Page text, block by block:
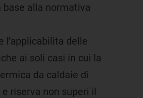
base alla normativa
l'applicabilita delle
ai soli casi in cui la
da caldaie di
riserva non superi il